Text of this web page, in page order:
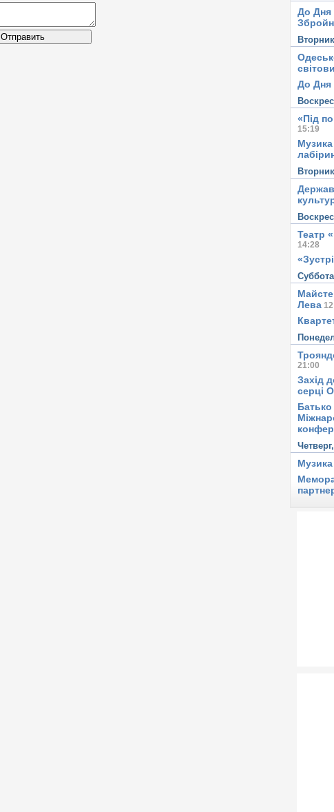
Отправить
До Дня
До Дня
«Під
15:19
Театр
14:28
Лева
21:00
Захід
серці
Четверг,